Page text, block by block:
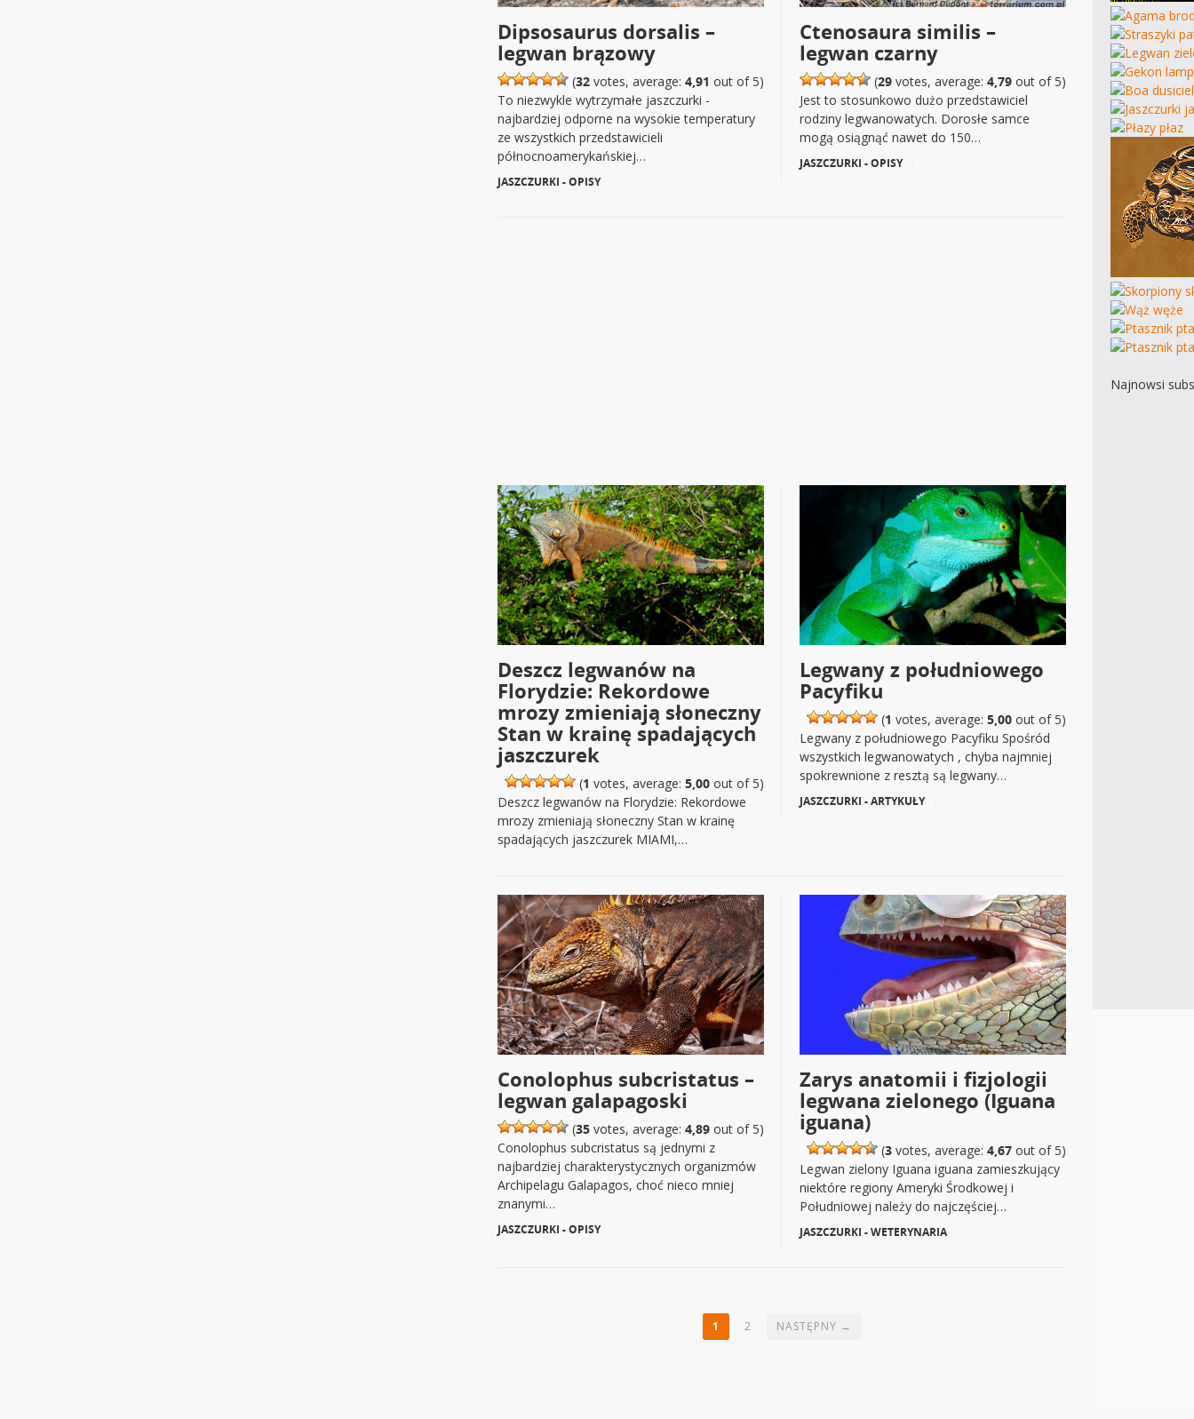
Dipsosaurus dorsalis –
legwan brązowy
(32 votes, average: 4,91 out of 5)
To niezwykle wytrzymałe jaszczurki -
najbardziej odporne na wysokie temperatury
ze wszystkich przedstawicieli
północnoamerykańskiej…
JASZCZURKI - OPISY
Ctenosaura similis –
legwan czarny
(29 votes, average: 4,79 out of 5)
Jest to stosunkowo dużo przedstawiciel
rodziny legwanowatych. Dorosłe samce
mogą osiągnąć nawet do 150…
JASZCZURKI - OPISY
Deszcz legwanów na
Florydzie: Rekordowe
mrozy zmieniają słoneczny
Stan w krainę spadających
jaszczurek
(1 votes, average: 5,00 out of 5)
Deszcz legwanów na Florydzie: Rekordowe
mrozy zmieniają słoneczny Stan w krainę
spadających jaszczurek MIAMI,…
Legwany z południowego
Pacyfiku
(1 votes, average: 5,00 out of 5)
Legwany z południowego Pacyfiku Spośród
wszystkich legwanowatych , chyba najmniej
spokrewnione z resztą są legwany…
JASZCZURKI - ARTYKUŁY
Conolophus subcristatus –
legwan galapagoski
(35 votes, average: 4,89 out of 5)
Conolophus subcristatus są jednymi z
najbardziej charakterystycznych organizmów
Archipelagu Galapagos, choć nieco mniej
znanymi…
JASZCZURKI - OPISY
Zarys anatomii i fizjologii
legwana zielonego (Iguana
iguana)
(3 votes, average: 4,67 out of 5)
Legwan zielony Iguana iguana zamieszkujący
niektóre regiony Ameryki Środkowej i
Południowej należy do najczęściej…
JASZCZURKI - WETERYNARIA
1 2 NASTĘPNY →
Najnowsi